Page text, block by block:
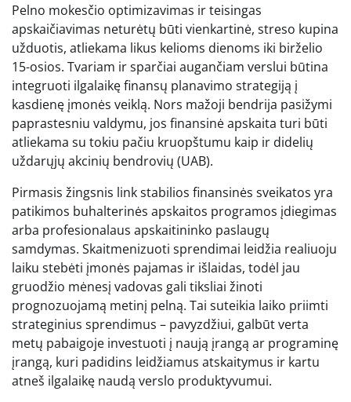
Pelno mokesčio optimizavimas ir teisingas
apskaičiavimas neturėtų būti vienkartinė, streso kupina
užduotis, atliekama likus kelioms dienoms iki birželio
15-osios. Tvariam ir sparčiai augančiam verslui būtina
integruoti ilgalaikę finansų planavimo strategiją į
kasdienę įmonės veiklą. Nors mažoji bendrija pasižymi
paprastesniu valdymu, jos finansinė apskaita turi būti
atliekama su tokiu pačiu kruopštumu kaip ir didelių
uždarųjų akcinių bendrovių (UAB).
Pirmasis žingsnis link stabilios finansinės sveikatos yra
patikimos buhalterinės apskaitos programos įdiegimas
arba profesionalaus apskaitininko paslaugų
samdymas. Skaitmenizuoti sprendimai leidžia realiuoju
laiku stebėti įmonės pajamas ir išlaidas, todėl jau
gruodžio mėnesį vadovas gali tiksliai žinoti
prognozuojamą metinį pelną. Tai suteikia laiko priimti
strateginius sprendimus – pavyzdžiui, galbūt verta
metų pabaigoje investuoti į naują įrangą ar programinę
įrangą, kuri padidins leidžiamus atskaitymus ir kartu
atneš ilgalaikę naudą verslo produktyvumui.